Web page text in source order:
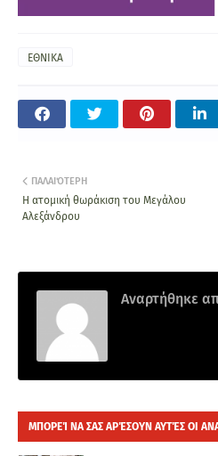
ΕΘΝΙΚΑ
ΠΑΛΑΙΌΤΕΡΗ
Η ατομική θωράκιση του Μεγάλου
Αλεξάνδρου
Αναρτήθηκε
ΜΠΟΡΕΊ ΝΑ ΣΑΣ ΑΡΈΣΟΥΝ ΑΥΤΈΣ ΟΙ